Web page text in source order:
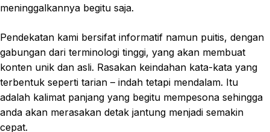
meninggalkannya begitu saja.
Pendekatan kami bersifat informatif namun puitis, dengan
gabungan dari terminologi tinggi, yang akan membuat
konten unik dan asli. Rasakan keindahan kata-kata yang
terbentuk seperti tarian – indah tetapi mendalam. Itu
adalah kalimat panjang yang begitu mempesona sehingga
anda akan merasakan detak jantung menjadi semakin
cepat.